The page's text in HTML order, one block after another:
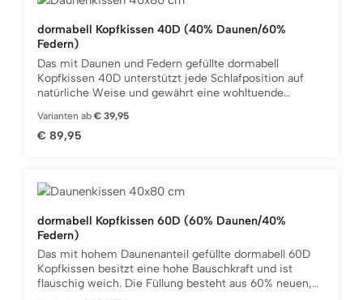
versteppt mit edler Bio-
feinstem, vorgekochtem Baumwoll-Edelgewebe,
versteppt mit edler Bio-Baumwolle.Variables
Innenkissen-System (VIS) mit zwei unterschiedlichen,
abgesteppten Merino-Vlies-Platten.Luftaustausch und
Feuchtigkeitsabtransport durch ein spezielles
60°C.
dormabell Kopfkissen 40D (40% Daunen/60%
Federn)
Das mit Daunen und Federn gefüllte dormabell
Kopfkissen 40D unterstützt jede Schlafposition auf
natürliche Weise und gewährt eine wohltuende
weißen Gänsedaunen sowie 60% neuen, weißen
Gänsefedern. Unter strengster Kontrolle wird feinste
Daunen aus art- und tiergerechter Haltung in die
Kissen gelangen. Der Einsatz daunendichter Gewebe
Das Kopfkissen ist in den Größen 40x80 cm und
80x80 cm erhältlich. Wählen Sie jetzt Ihre
Wunschgröße.
Varianten ab € 39,95
Regulärer Preis:
€ 89,95
dormabell Kopfkissen 60D (60% Daunen/40%
Federn)
Das mit hohem Daunenanteil gefüllte dormabell 60D
Kopfkissen besitzt eine hohe Bauschkraft und ist
flauschig weich. Die Füllung besteht aus 60% neuen,